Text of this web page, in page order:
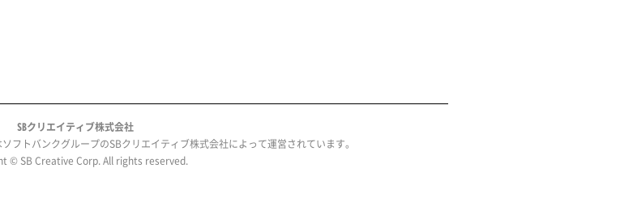
SBクリエイティブ株式会社
フトバンクグループのSBクリエイティブ株式会社によって運営されています。
© SB Creative Corp. All rights reserved.